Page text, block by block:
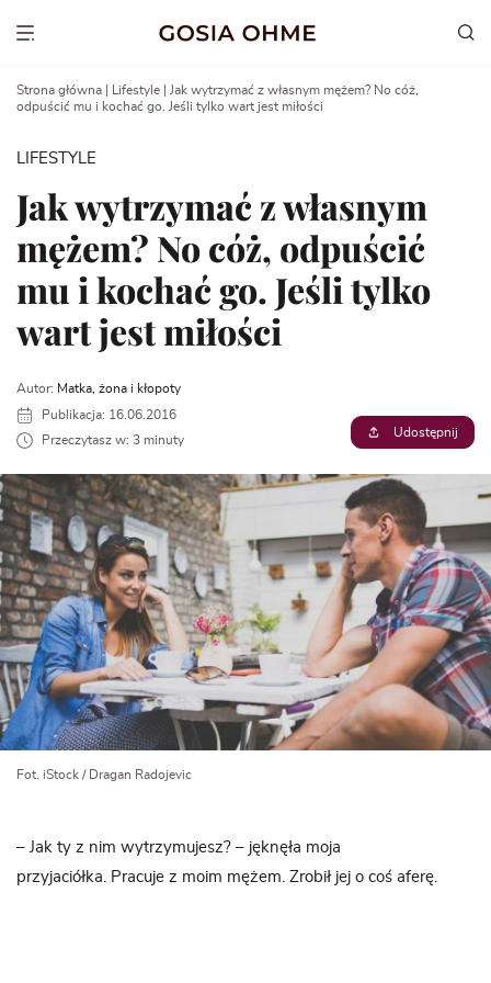
Show menu
Strona główna Lifestyle
Jak wytrzymać z własnym mężem? No cóż,
odpuścić mu i kochać go. Jeśli tylko wart jest miłości
LIFESTYLE
Jak wytrzymać z własnym
mężem? No cóż, odpuścić
mu i kochać go. Jeśli tylko
wart jest miłości
Autor: Matka, żona i kłopoty
Publikacja: 16.06.2016
Przeczytasz w: 3 minuty
Udostępnij
Fot. iStock / Dragan Radojevic
– Jak ty z nim wytrzymujesz? – jęknęła moja
przyjaciółka. Pracuje z moim mężem. Zrobił jej o coś aferę.